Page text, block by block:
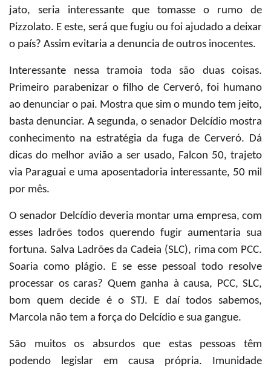
jato, seria interessante que tomasse o rumo de
Pizzolato. E este, será que fugiu ou foi ajudado a deixar
o país? Assim evitaria a denuncia de outros inocentes.
Interessante nessa tramoia toda são duas coisas.
Primeiro parabenizar o filho de Cerveró, foi humano
ao denunciar o pai. Mostra que sim o mundo tem jeito,
basta denunciar. A segunda, o senador Delcídio mostra
conhecimento na estratégia da fuga de Cerveró. Dá
dicas do melhor avião a ser usado, Falcon 50, trajeto
via Paraguai e uma aposentadoria interessante, 50 mil
por mês.
O senador Delcídio deveria montar uma empresa, com
esses ladrões todos querendo fugir aumentaria sua
fortuna. Salva Ladrões da Cadeia (SLC), rima com PCC.
Soaria como plágio. E se esse pessoal todo resolve
processar os caras? Quem ganha à causa, PCC, SLC,
bom quem decide é o STJ. E daí todos sabemos,
Marcola não tem a força do Delcídio e sua gangue.
São muitos os absurdos que estas pessoas têm
podendo legislar em causa própria. Imunidade